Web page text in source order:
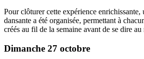
Pour clôturer cette expérience enrichissante,
dansante a été organisée, permettant à
créés au fil de la semaine avant de se dire
Dimanche 27 octobre